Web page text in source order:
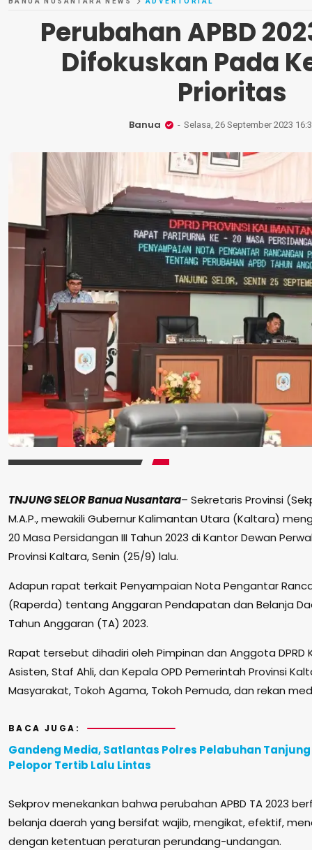
Perubahan APBD
Difokuskan Pada
Prioritas
Banua Selasa, 26 September 2023
TNJUNG SELOR Banua Nusantara– Sekretaris Provinsi
M.A.P., mewakili Gubernur Kalimantan Utara (Kaltara)
20 Masa Persidangan III Tahun 2023 di Kantor Dewan
Provinsi Kaltara, Senin (25/9) lalu.
Adapun rapat terkait Penyampaian Nota Pengantar
(Raperda) tentang Anggaran Pendapatan dan Belanja
Tahun Anggaran (TA) 2023.
Rapat tersebut dihadiri oleh Pimpinan dan Anggota DPRD
Asisten, Staf Ahli, dan Kepala OPD Pemerintah Provinsi
Masyarakat, Tokoh Agama, Tokoh Pemuda, dan rekan
BACA JUGA:
Gandeng Media, Satlantas Polres Pelabuhan
Pelopor Tertib Lalu Lintas
Sekprov menekankan bahwa perubahan APBD TA 2023
belanja daerah yang bersifat wajib, mengikat, efektif,
dengan ketentuan peraturan perundang-undangan.